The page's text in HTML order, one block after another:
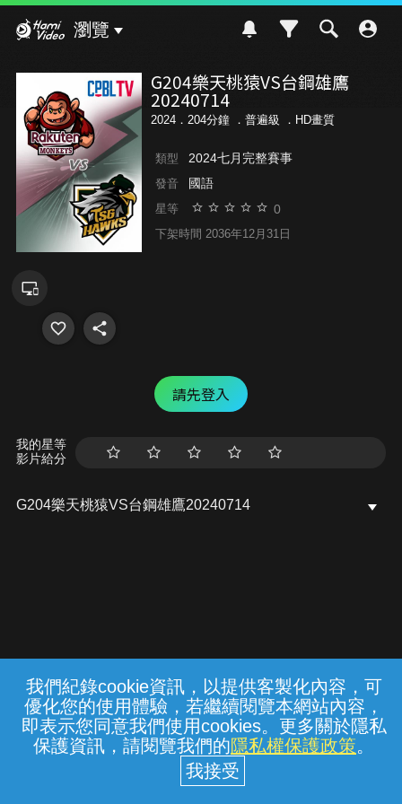
我們紀錄cookie資訊，以提供客製化內容，可
優化您的使用體驗，若繼續閱覽本網站內容，
即表示您同意我們使用cookies。更多關於隱私
保護資訊，請閱覽我們的隱私權保護政策。
瀏覽
G204樂天桃猿VS台鋼雄鷹
20240714
2024．204分鐘 ． 普遍級 ．HD畫質
類型 2024七月完整賽事
發音 國語
星等 0
下架時間 2036年12月31日
請先登入
我的星等
影片給分
G204樂天桃猿VS台鋼雄鷹20240714
常見問題 線上客服 服務條款 隱私權保護
中華電信股份有限公司個人家庭分公司
(統一編號：96979949) © 2026
{{notifyMsg}}